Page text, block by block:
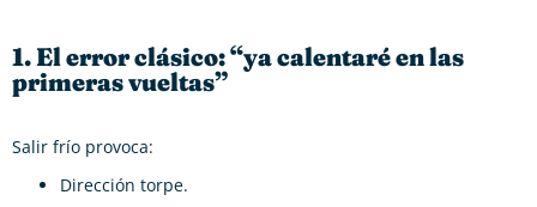
1. El error clásico: “ya calentaré en las
primeras vueltas”
Salir frío provoca:
Dirección torpe.